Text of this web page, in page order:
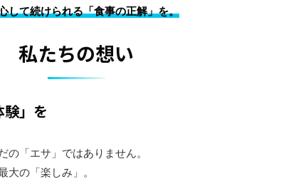
して続けられる「食事の正解」を。
私たちの想い
」を
「エサ」ではありません。
大の「楽しみ」。
栄養完全ガイド！健康
」「骨が曲がってきた」
はありませんか？ 実はそ
日の食事に含まれる栄養素
すいように、各栄養素の役